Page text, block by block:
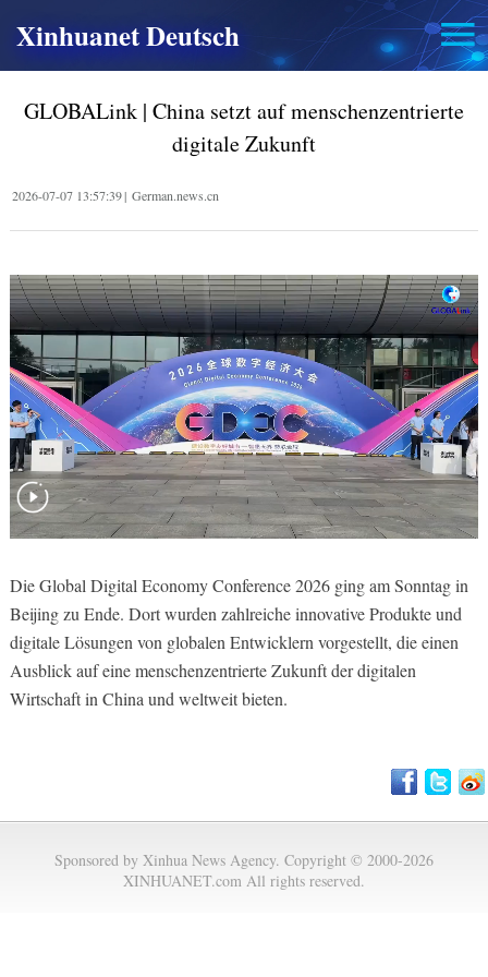
Xinhuanet Deutsch
GLOBALink | China setzt auf menschenzentrierte
digitale Zukunft
2026-07-07 13:57:39| German.news.cn
Die Global Digital Economy Conference 2026 ging am Sonntag in
Beijing zu Ende. Dort wurden zahlreiche innovative Produkte und
digitale Lösungen von globalen Entwicklern vorgestellt, die einen
Ausblick auf eine menschenzentrierte Zukunft der digitalen
Wirtschaft in China und weltweit bieten.
Sponsored by Xinhua News Agency. Copyright © 2000-2026
XINHUANET.com All rights reserved.